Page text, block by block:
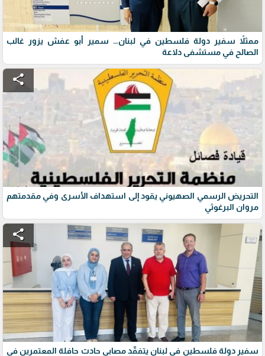
ممثلاً سفير دولة فلسطين في لبنان… سمير أبو عفش يزور غالب
الصالح في مستشفى دلاعة
share
التحريض الرسمي الصهيوني يقود إلى استهداف الأسرى وفي مقدمتهم
مروان البرغوثي
share
سفير دولة فلسطين في لبنان يتفقّد مصابي حادث حافلة المعتمرين في